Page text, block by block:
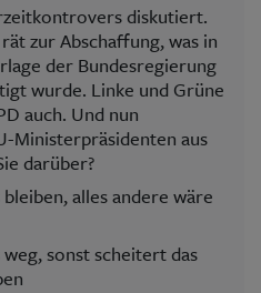
diskutiert.
zur Abschaffung, was in
der Bundesregierung
wurde. Linke und Grüne
auch. Und nun
Ministerpräsidenten aus
darüber?
alles andere wäre
sonst scheitert das